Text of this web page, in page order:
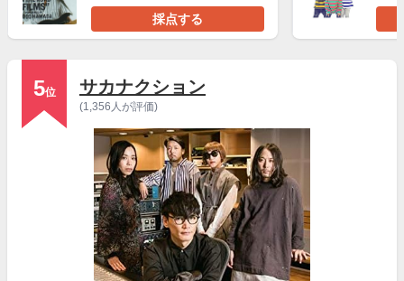
採点する
5位 サカナクション
(1,356人が評価)